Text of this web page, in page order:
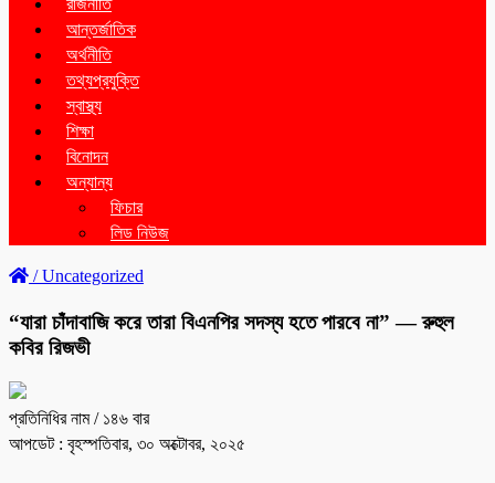
রাজনীতি
আন্তর্জাতিক
অর্থনীতি
তথ্যপ্রযুক্তি
স্বাস্থ্য
শিক্ষা
বিনোদন
অন্যান্য
ফিচার
লিড নিউজ
/Uncategorized
“যারা চাঁদাবাজি করে তারা বিএনপির সদস্য হতে পারবে না” — রুহুল
কবির রিজভী
প্রতিনিধির নাম/ ১৪৬ বার
আপডেট : বৃহস্পতিবার, ৩০ অক্টোবর, ২০২৫